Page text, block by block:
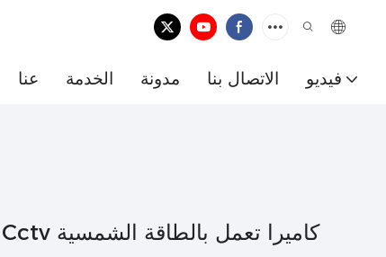
عنا الخدمة مدونة الاتصال بنا فيديو
عدسة مزدوجة 180 زاوية واسعة Cctv كاميرا تعمل بالطاقة الشمسية